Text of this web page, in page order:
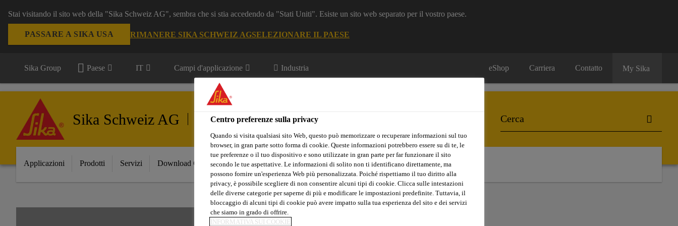
Stai visitando il sito web della "Sika Schweiz AG", sembra che si stia accedendo da "Stati Uniti". Esiste un sito web separato per il vostro paese.
PASSARE A SIKA USA RIMANERE SIKA SCHWEIZ AGSELEZIONARE IL PAESE
Sika Group Paese IT Campi d'applicazione Industria eShop Carriera Contatto My Sika
Sika Schweiz AG Energie Rinnovabili
Applicazioni Prodotti Servizi Download Center Chi siamo
Centro preferenze sulla privacy
Quando si visita qualsiasi sito Web, questo può memorizzare o recuperare informazioni sul tuo
browser, in gran parte sotto forma di cookie. Queste informazioni potrebbero essere su di te, le
tue preferenze o il tuo dispositivo e sono utilizzate in gran parte per far funzionare il sito
secondo le tue aspettative. Le informazioni di solito non ti identificano direttamente, ma
possono fornire un'esperienza Web più personalizzata. Poiché rispettiamo il tuo diritto alla
privacy, è possibile scegliere di non consentire alcuni tipi di cookie. Clicca sulle intestazioni
delle diverse categorie per saperne di più e modificare le impostazioni predefinite. Tuttavia, il
bloccaggio di alcuni tipi di cookie può avere impatto sulla tua esperienza del sito e dei servizi
che siamo in grado di offrire.
INFORMATIVA SUI COOKIE